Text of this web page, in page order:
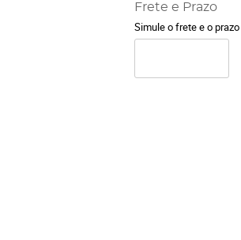
Frete e Prazo
Simule o frete e o